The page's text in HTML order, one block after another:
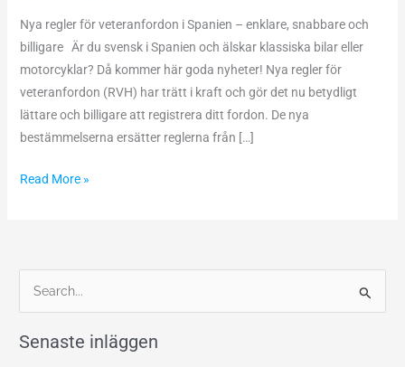
Nya regler för veteranfordon i Spanien – enklare, snabbare och
billigare Är du svensk i Spanien och älskar klassiska bilar eller
motorcyklar? Då kommer här goda nyheter! Nya regler för
veteranfordon (RVH) har trätt i kraft och gör det nu betydligt
lättare och billigare att registrera ditt fordon. De nya
bestämmelserna ersätter reglerna från […]
–
enklare
för
svenskar
expats
Read More »
k
Senaste inläggen